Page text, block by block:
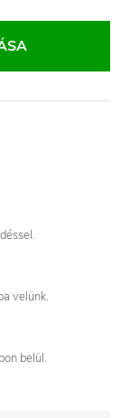
velünk.
belül.